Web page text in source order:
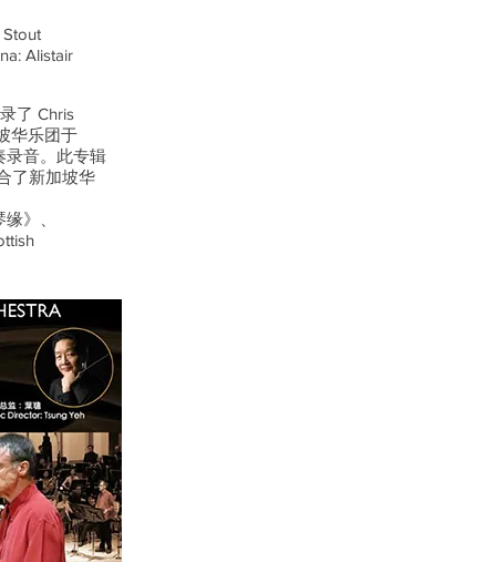
Alistair
了 Chris
华乐团于
录音。此专辑
了新加坡华
》、